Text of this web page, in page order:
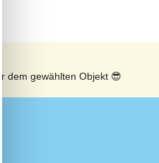
dem gewählten Objekt 😎